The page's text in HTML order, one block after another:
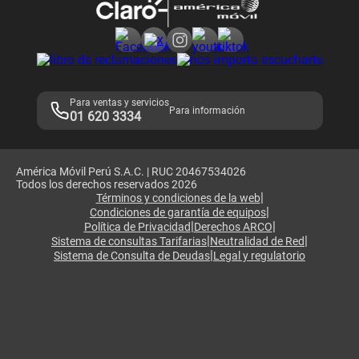
Adquirientes iPhone 6, 6S y SE
Mensaje de Seguridad
Términos y Condiciones de Tienda Claro
Libro de Reclamaciones
Para ventas y servicios
01 620 3334 Para información
América Móvil Perú S.A.C. | RUC 20467534026
Todos los derechos reservados 2026
Términos y condiciones de la web|
Condiciones de garantía de equipos|
Política de Privacidad|Derechos ARCO|
Sistema de consultas Tarifarias|Neutralidad de Red|
Sistema de Consulta de Deudas|Legal y regulatorio